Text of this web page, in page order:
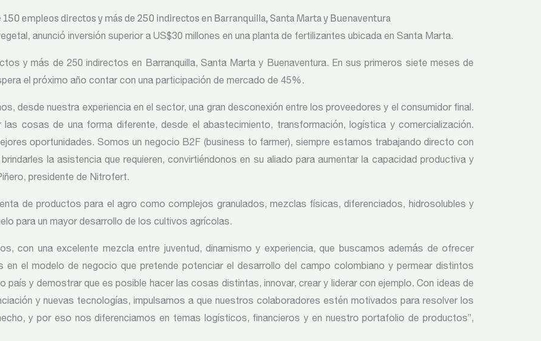
empleos directos y más de 250 indirectos en Barranquilla, Santa Marta y Buenaventura
anunció inversión superior a US$30 millones en una planta de fertilizantes ubicada en Santa Marta.
y más de 250 indirectos en Barranquilla, Santa Marta y Buenaventura. En sus primeros siete meses de
el próximo año contar con una participación de mercado de 45%.
desde nuestra experiencia en el sector, una gran desconexión entre los proveedores y el consumidor final.
las cosas de una forma diferente, desde el abastecimiento, transformación, logística y comercialización.
oportunidades. Somos un negocio B2F (business to farmer), siempre estamos trabajando directo con
la asistencia que requieren, convirtiéndonos en su aliado para aumentar la capacidad productiva y
presidente de Nitrofert.
de productos para el agro como complejos granulados, mezclas físicas, diferenciados, hidrosolubles y
para un mayor desarrollo de los cultivos agrícolas.
con una excelente mezcla entre juventud, dinamismo y experiencia, que buscamos además de ofrecer
en el modelo de negocio que pretende potenciar el desarrollo del campo colombiano y permear distintos
y demostrar que es posible hacer las cosas distintas, innovar, crear y liderar con ejemplo. Con ideas de
y nuevas tecnologías, impulsamos a que nuestros colaboradores estén motivados para resolver los
y por eso nos diferenciamos en temas logísticos, financieros y en nuestro portafolio de productos”,